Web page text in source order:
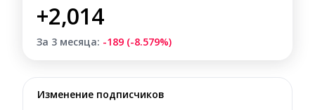
+2,014
За 3 месяца: -189 (-8.579%)
Изменение подписчиков